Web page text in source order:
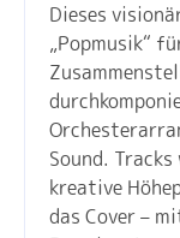
Dieses
„Popmusik“
Sound.
kreative
das Cover –